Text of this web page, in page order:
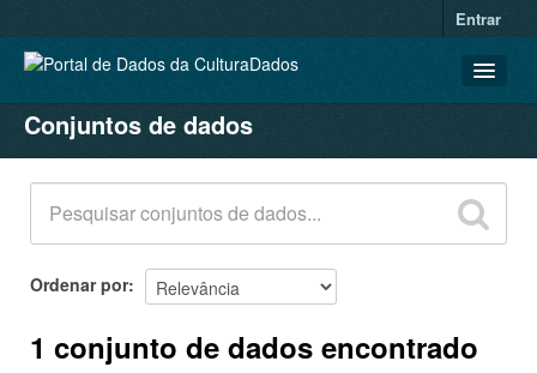
Entrar
CONJUNTOS DE DADOS
ORGANIZAÇÕES
GRUPOS
SOBRE
Conjuntos de dados
Ordenar por
1 conjunto de dados encontrado